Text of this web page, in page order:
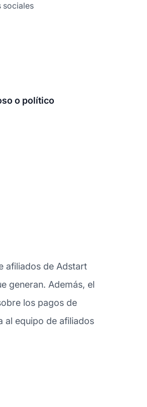
sociales
o político
afiliados de Adstart
generan. Además, el
los pagos de
al equipo de afiliados